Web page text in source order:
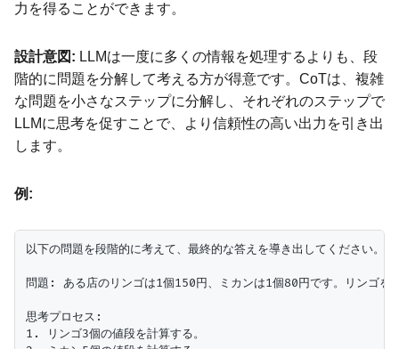
力を得ることができます。
設計意図: LLMは一度に多くの情報を処理するよりも、段
階的に問題を分解して考える方が得意です。CoTは、複雑
な問題を小さなステップに分解し、それぞれのステップで
LLMに思考を促すことで、より信頼性の高い出力を引き出
します。
例:
以下の問題を段階的に考えて、最終的な答えを導き出してください。
問題: ある店のリンゴは1個150円、ミカンは1個80円です。リンゴを
思考プロセス:
1. リンゴ3個の値段を計算する。